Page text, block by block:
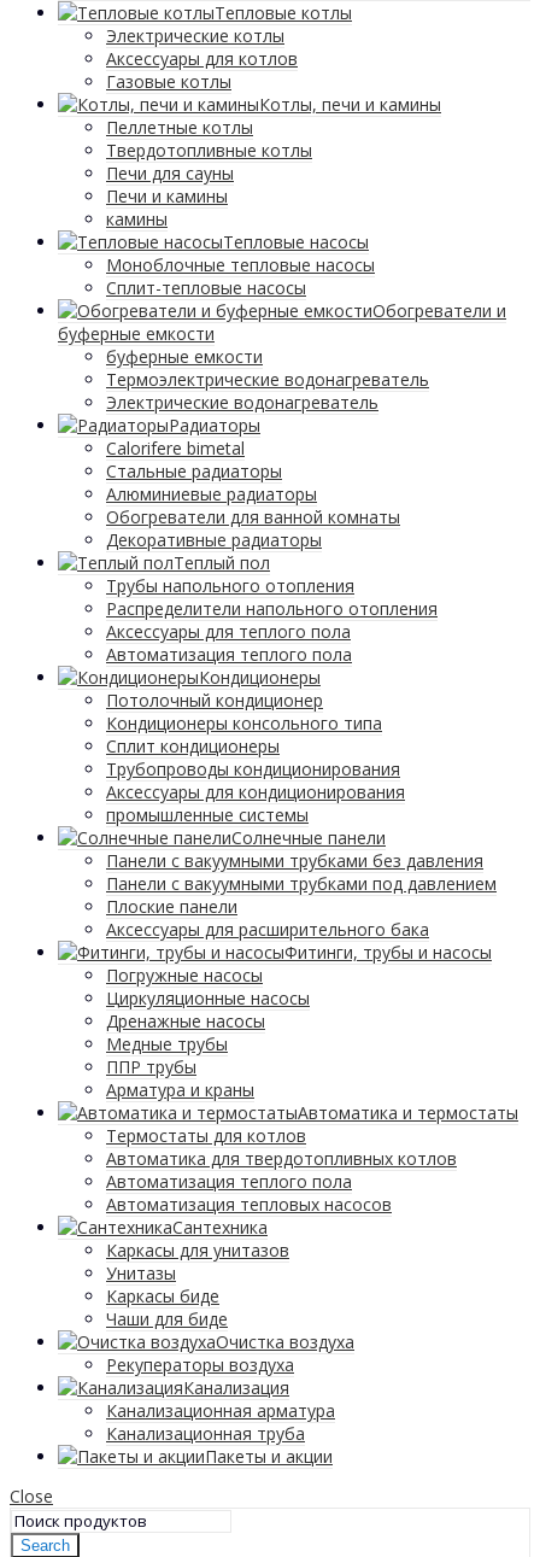
Тепловые котлы
Электрические котлы
Аксессуары для котлов
Газовые котлы
Котлы, печи и камины
Пеллетные котлы
Твердотопливные котлы
Печи для сауны
Печи и камины
камины
Тепловые насосы
Моноблочные тепловые насосы
Сплит-тепловые насосы
Обогреватели и
буферные емкости
буферные емкости
Термоэлектрические водонагреватель
Электрические водонагреватель
Радиаторы
Calorifere bimetal
Стальные радиаторы
Алюминиевые радиаторы
Обогреватели для ванной комнаты
Декоративные радиаторы
Tеплый пол
Трубы напольного отопления
Распределители напольного отопления
Аксессуары для теплого пола
Автоматизация теплого пола
Кондиционеры
Потолочный кондиционер
Кондиционеры консольного типа
Сплит кондиционеры
Трубопроводы кондиционирования
Аксессуары для кондиционирования
промышленные системы
Солнечные панели
Панели с вакуумными трубками без давления
Панели с вакуумными трубками под давлением
Плоские панели
Аксессуары для расширительного бака
Фитинги, трубы и насосы
Погружные насосы
Циркуляционные насосы
Дренажные насосы
Медные трубы
ППР трубы
Арматура и краны
Автоматика и термостаты
Термостаты для котлов
Автоматика для твердотопливных котлов
Автоматизация теплого пола
Автоматизация тепловых насосов
Сантехника
Каркасы для унитазов
Унитазы
Каркасы биде
Чаши для биде
Очистка воздуха
Рекуператоры воздуха
Канализация
Канализационная арматура
Канализационная труба
Пакеты и акции
Close
Search